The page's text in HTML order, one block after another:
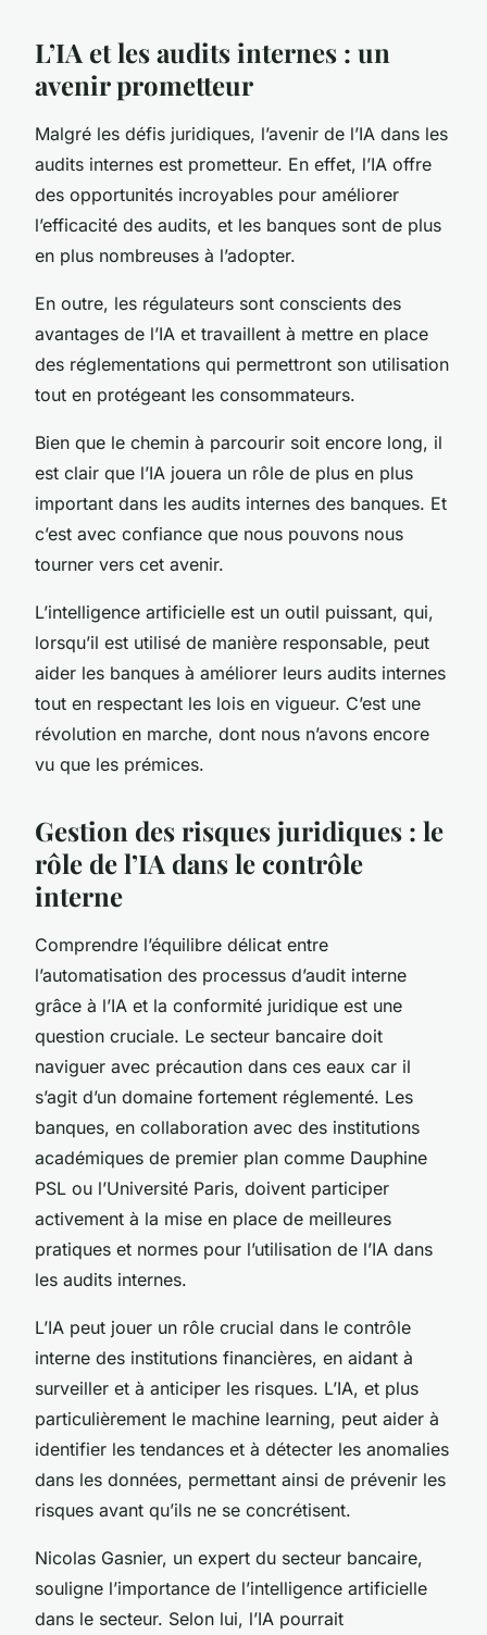
L’IA et les audits internes : un
avenir prometteur
Malgré les défis juridiques, l’avenir de l’IA dans les
audits internes est prometteur. En effet, l’IA offre
des opportunités incroyables pour améliorer
l’efficacité des audits, et les banques sont de plus
en plus nombreuses à l’adopter.
En outre, les régulateurs sont conscients des
avantages de l’IA et travaillent à mettre en place
des réglementations qui permettront son utilisation
tout en protégeant les consommateurs.
Bien que le chemin à parcourir soit encore long, il
est clair que l’IA jouera un rôle de plus en plus
important dans les audits internes des banques. Et
c’est avec confiance que nous pouvons nous
tourner vers cet avenir.
L’intelligence artificielle est un outil puissant, qui,
lorsqu’il est utilisé de manière responsable, peut
aider les banques à améliorer leurs audits internes
tout en respectant les lois en vigueur. C’est une
révolution en marche, dont nous n’avons encore
vu que les prémices.
Gestion des risques juridiques : le
rôle de l’IA dans le contrôle
interne
Comprendre l’équilibre délicat entre
l’automatisation des processus d’audit interne
grâce à l’IA et la conformité juridique est une
question cruciale. Le secteur bancaire doit
naviguer avec précaution dans ces eaux car il
s’agit d’un domaine fortement réglementé. Les
banques, en collaboration avec des institutions
académiques de premier plan comme Dauphine
PSL ou l’Université Paris, doivent participer
activement à la mise en place de meilleures
pratiques et normes pour l’utilisation de l’IA dans
les audits internes.
L’IA peut jouer un rôle crucial dans le contrôle
interne des institutions financières, en aidant à
surveiller et à anticiper les risques. L’IA, et plus
particulièrement le machine learning, peut aider à
identifier les tendances et à détecter les anomalies
dans les données, permettant ainsi de prévenir les
risques avant qu’ils ne se concrétisent.
Nicolas Gasnier, un expert du secteur bancaire,
souligne l’importance de l’intelligence artificielle
dans le secteur. Selon lui, l’IA pourrait